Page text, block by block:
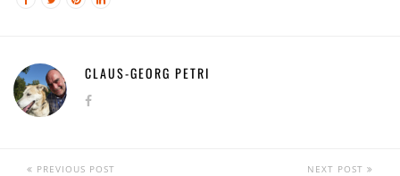
CLAUS-GEORG PETRI
PREVIOUS POST NEXT POST